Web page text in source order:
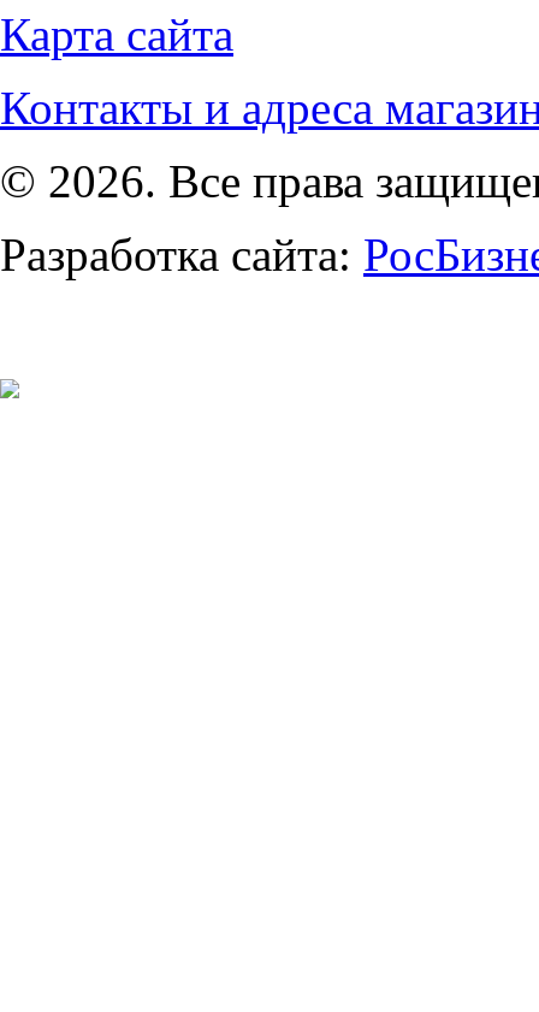
Карта сайта
Контакты и адреса
© 2026. Все права
Разработка сайта: